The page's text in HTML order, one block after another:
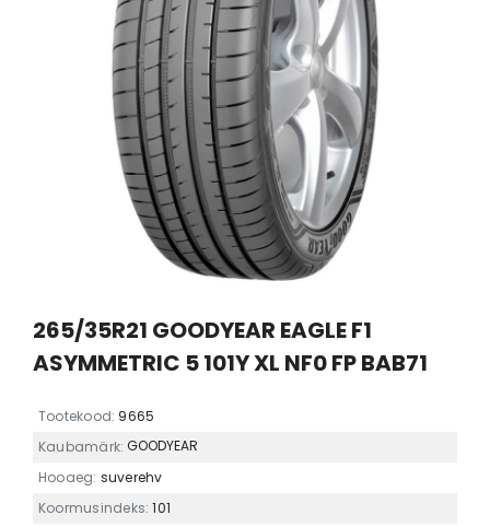
265/35R21 GOODYEAR EAGLE F1
ASYMMETRIC 5 101Y XL NF0 FP BAB71
Tootekood: 9665
Kaubamärk: GOODYEAR
Hooaeg: suverehv
Koormusindeks: 101